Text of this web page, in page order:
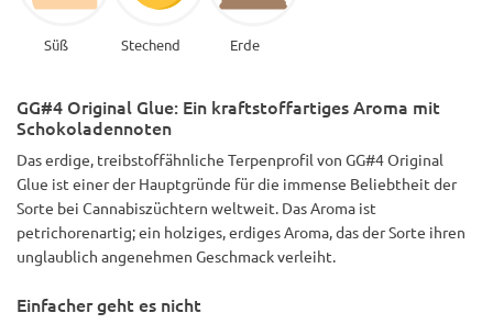
Süß Stechend Erde
GG#4 Original Glue: Ein kraftstoffartiges Aroma mit
Schokoladennoten
Das erdige, treibstoffähnliche Terpenprofil von GG#4 Original
Glue ist einer der Hauptgründe für die immense Beliebtheit der
Sorte bei Cannabiszüchtern weltweit. Das Aroma ist
petrichorenartig; ein holziges, erdiges Aroma, das der Sorte ihren
unglaublich angenehmen Geschmack verleiht.
Einfacher geht es nicht